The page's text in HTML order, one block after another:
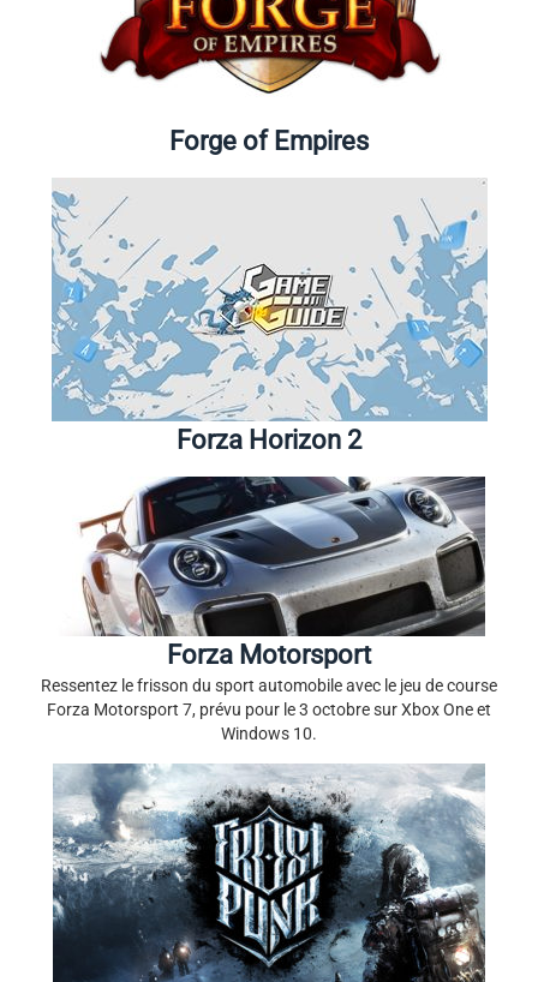
Forge of Empires
Forza Horizon 2
Forza Motorsport
Ressentez le frisson du sport automobile avec le jeu de course
Forza Motorsport 7, prévu pour le 3 octobre sur Xbox One et
Windows 10.